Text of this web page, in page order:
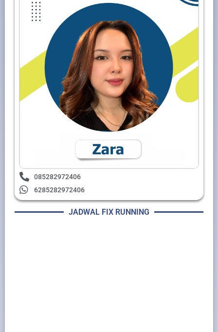
085282972406
6285282972406
JADWAL FIX RUNNING